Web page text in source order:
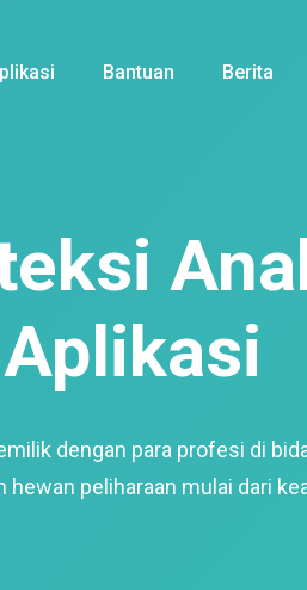
Bantuan Berita
dengan para profesi di
peliharaan mulai dari